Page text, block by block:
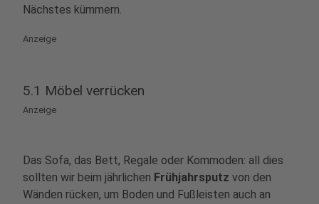
Nächstes kümmern.
Anzeige
5.1 Möbel verrücken
Anzeige
Das Sofa, das Bett, Regale oder Kommoden: all dies
sollten wir beim jährlichen Frühjahrsputz von den
Wänden rücken, um Boden und Fußleisten auch an